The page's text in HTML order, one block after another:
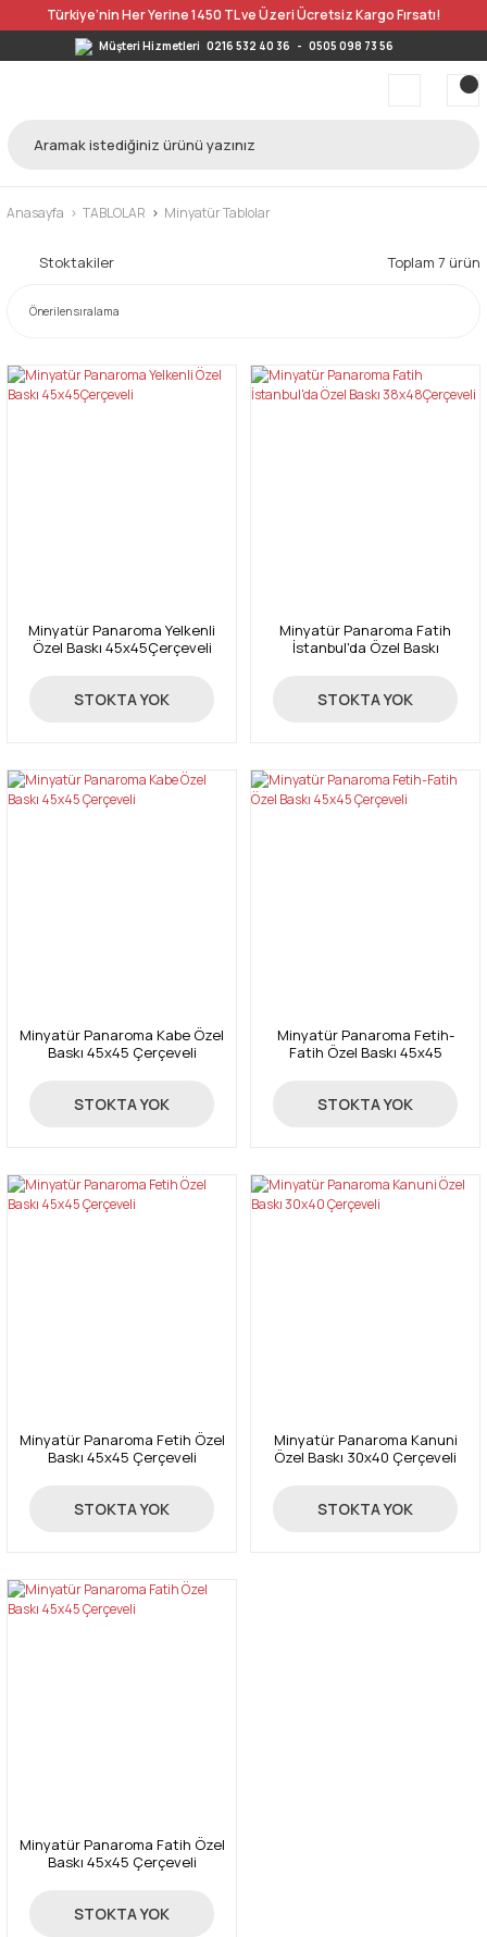
Türkiye’nin Her Yerine 1450 TL ve Üzeri Ücretsiz Kargo Fırsatı!
Müşteri Hizmetleri 0216 532 40 36 - 0505 098 73 56
Anasayfa TABLOLAR Minyatür Tablolar
Stoktakiler Toplam 7 ürün
Minyatür Panaroma Yelkenli
Özel Baskı 45x45Çerçeveli
55,00 TL
STOKTA YOK
Minyatür Panaroma Fatih
İstanbul'da Özel Baskı
35,48 TL
STOKTA YOK
Minyatür Panaroma Kabe Özel
Baskı 45x45 Çerçeveli
55,00 TL
STOKTA YOK
Minyatür Panaroma Fetih-
Fatih Özel Baskı 45x45
55,00 TL
STOKTA YOK
Minyatür Panaroma Fetih Özel
Baskı 45x45 Çerçeveli
55,00 TL
STOKTA YOK
Minyatür Panaroma Kanuni
Özel Baskı 30x40 Çerçeveli
55,00 TL
STOKTA YOK
Minyatür Panaroma Fatih Özel
Baskı 45x45 Çerçeveli
55,00 TL
STOKTA YOK